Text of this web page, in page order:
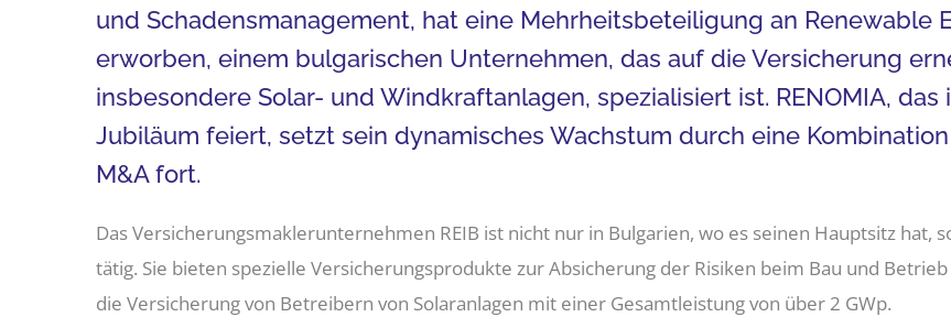
und Schadensmanagement, hat eine Mehrheitsbeteiligung an Renewable
erworben, einem bulgarischen Unternehmen, das auf die Versicherung
insbesondere Solar- und Windkraftanlagen, spezialisiert ist. RENOMIA,
Jubiläum feiert, setzt sein dynamisches Wachstum durch eine
M&A fort.
Das Versicherungsmaklerunternehmen REIB ist nicht nur in Bulgarien, wo es seinen Hauptsitz hat,
tätig. Sie bieten spezielle Versicherungsprodukte zur Absicherung der Risiken beim Bau und
die Versicherung von Betreibern von Solaranlagen mit einer Gesamtleistung von über 2 GWp.